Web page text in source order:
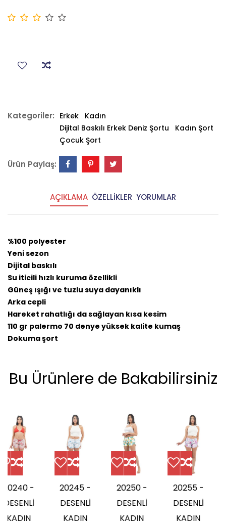
Kategoriler: Erkek
Kadın
Dijital Baskılı Erkek Deniz Şortu
Kadın Şort
Çocuk Şort
Ürün Paylaş:
AÇIKLAMA ÖZELLİKLER YORUMLAR
%100 polyester
Yeni sezon
Dijital baskılı
Su iticili hızlı kuruma özellikli
Güneş ışığı ve tuzlu suya dayanıklı
Arka cepli
Hareket rahatlığı da sağlayan kısa kesim
110 gr palermo 70 denye yüksek kalite kumaş
Dokuma şort
Bu Ürünlere de Bakabilirsiniz
-
20245 -
DESENLİ
KADIN
20250 -
DESENLİ
KADIN
20255 -
DESENLİ
KADIN